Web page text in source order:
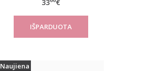
women move FLOW Tank
Top
33 €
Naujiena